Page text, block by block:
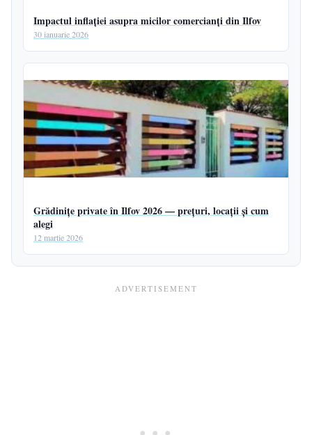
Impactul inflației asupra micilor comercianți din Ilfov
30 ianuarie 2026
Grădinițe private în Ilfov 2026 — prețuri, locații și cum
alegi
12 martie 2026